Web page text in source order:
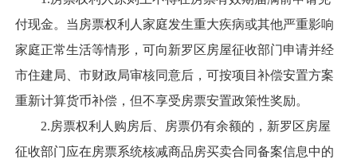
付现金。当房票权利人家庭发生重大疾病或其他严重影响
家庭正常生活等情形，可向新罗区房屋征收部门申请并经
市住建局、市财政局审核同意后，可按项目补偿安置方案
重新计算货币补偿，但不享受房票安置政策性奖励。
2.房票权利人购房后、房票仍有余额的，新罗区房屋
征收部门应在房票系统核减商品房买卖合同备案信息中的